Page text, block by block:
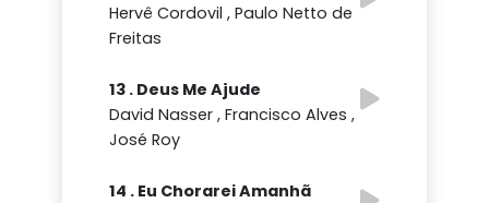
Hervê Cordovil , Paulo Netto de
Freitas
13 . Deus Me Ajude
David Nasser , Francisco Alves ,
José Roy
14 . Eu Chorarei Amanhã